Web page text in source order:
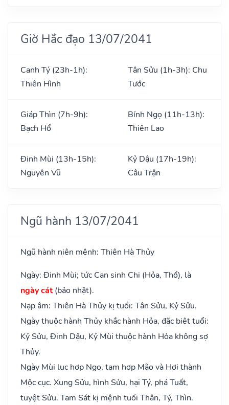
Giờ Hắc đạo 13/07/2041
Canh Tý (23h-1h):
Thiên Hình
Tân Sửu (1h-3h): Chu
Tước
Giáp Thìn (7h-9h):
Bạch Hổ
Bính Ngọ (11h-13h):
Thiên Lao
Đinh Mùi (13h-15h):
Nguyên Vũ
Kỷ Dậu (17h-19h):
Câu Trận
Ngũ hành 13/07/2041
Ngũ hành niên mệnh: Thiên Hà Thủy
Ngày: Đinh Mùi; tức Can sinh Chi (Hỏa, Thổ), là
ngày cát(bảo nhật).
Nạp âm: Thiên Hà Thủy kị tuổi: Tân Sửu, Kỷ Sửu.
Ngày thuộc hành Thủy khắc hành Hỏa, đặc biệt tuổi:
Kỷ Sửu, Đinh Dậu, Kỷ Mùi thuộc hành Hỏa không sợ
Thủy.
Ngày Mùi lục hợp Ngọ, tam hợp Mão và Hợi thành
Mộc cục. Xung Sửu, hình Sửu, hại Tý, phá Tuất,
tuyệt Sửu. Tam Sát kị mệnh tuổi Thân, Tý, Thìn.